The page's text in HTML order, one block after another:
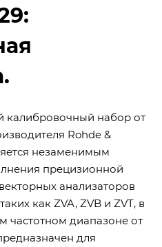
калибровочный набор от
Rohde &
незаменимым
прецизионной
анализаторов
как ZVA, ZVB и ZVT, в
частотном диапазоне от
для